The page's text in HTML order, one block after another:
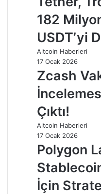
182
USDT’yi
Altcoin Haberleri
17 Ocak 2026
Zcash
Çıktı!
Altcoin Haberleri
17 Ocak 2026
Polygon
İçin